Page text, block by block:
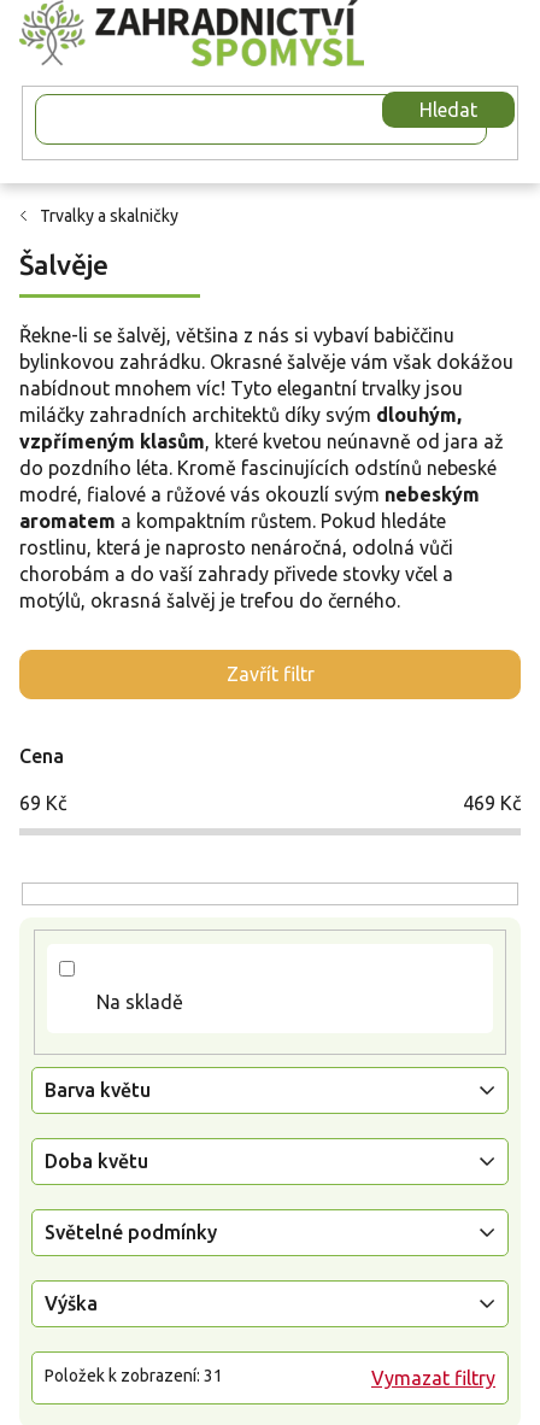
Přejít
na
obsah
Hledat
Trvalky a skalničky
Šalvěje
Řekne-li se šalvěj, většina z nás si vybaví babiččinu
bylinkovou zahrádku. Okrasné šalvěje vám však dokážou
nabídnout mnohem víc! Tyto elegantní trvalky jsou
miláčky zahradních architektů díky svým dlouhým,
vzpřímeným klasům , které kvetou neúnavně od jara až
do pozdního léta. Kromě fascinujících odstínů nebeské
modré, fialové a růžové vás okouzlí svým nebeským
aromatem a kompaktním růstem. Pokud hledáte
rostlinu, která je naprosto nenáročná, odolná vůči
chorobám a do vaší zahrady přivede stovky včel a
motýlů, okrasná šalvěj je trefou do černého.
Zavřít filtr
Cena
69 Kč 469 Kč
Na skladě
Barva květu
Doba květu
Světelné podmínky
Výška
Vymazat filtry
Položek k zobrazení: 31
V
ý
s
p
u